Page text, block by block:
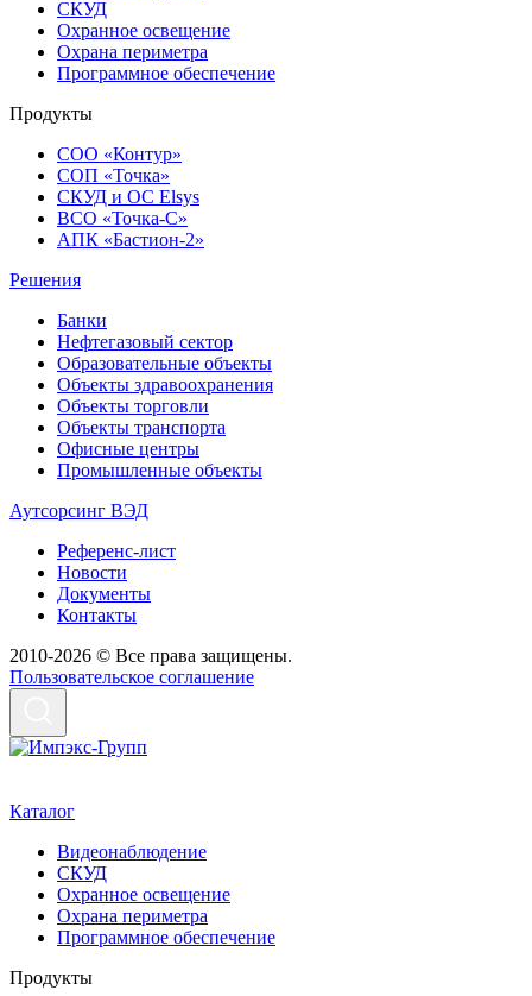
СКУД
Охранное освещение
Охрана периметра
Программное обеспечение
Продукты
СОО «Контур»
СОП «Точка»
СКУД и ОС Elsys
ВСО «Точка-С»
АПК «Бастион-2»
Решения
Банки
Нефтегазовый сектор
Образовательные объекты
Объекты здравоохранения
Объекты торговли
Объекты транспорта
Офисные центры
Промышленные объекты
Аутсорсинг ВЭД
Референс-лист
Новости
Документы
Контакты
2010-2026 © Все права защищены.
Пользовательское соглашение
Каталог
Видеонаблюдение
СКУД
Охранное освещение
Охрана периметра
Программное обеспечение
Продукты